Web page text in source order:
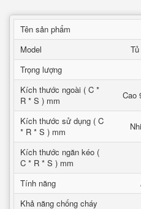
Tên sản phẩm
Model
Trọng lượng
Kích thước ngoài ( C *
R * S ) mm
Cao
Kích thước sử dụng ( C
* R * S ) mm
Kích thước ngăn kéo (
C * R * S ) mm
Tính năng
Khả năng chống cháy